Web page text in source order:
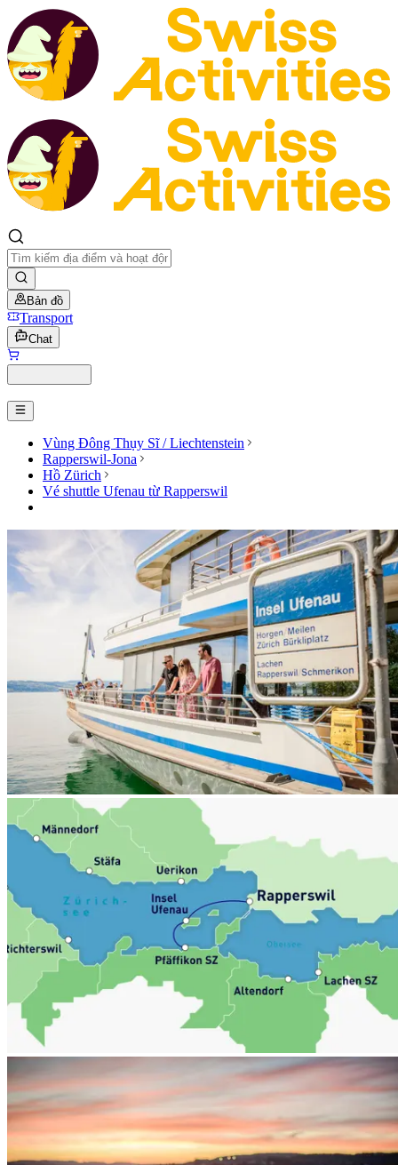
Bản đồ
Transport
Chat
Vùng Đông Thụy Sĩ / Liechtenstein
Rapperswil-Jona
Hồ Zürich
Vé shuttle Ufenau từ Rapperswil